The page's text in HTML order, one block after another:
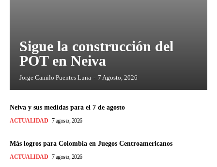
Sigue la construcción del
POT en Neiva
Jorge Camilo Puentes Luna - 7 Agosto, 2026
Neiva y sus medidas para el 7 de agosto
ACTUALIDAD 7 agosto, 2026
Más logros para Colombia en Juegos Centroamericanos
ACTUALIDAD 7 agosto, 2026